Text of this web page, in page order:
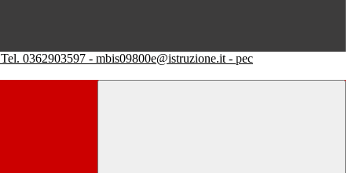
Tel. 0362903597 - mbis09800e@istruzione.it - pec